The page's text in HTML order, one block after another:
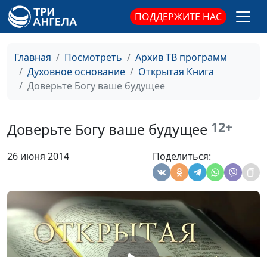
ПОДДЕРЖИТЕ НАС
Главная Посмотреть
Архив ТВ программ
Духовное основание
Открытая Книга
Доверьте Богу ваше будущее
Доверьте Богу ваше будущее 12+
26 июня 2014 Поделиться:
священнослужитель
Четыре больших обмана
Виталий Синикоп,
Анвар Гиндуллин,
священнослужитель
Ищите лица Моего
Виталий Синикоп,
О чем наши мечты?
Анвар Гиндуллин,
священнослужитель
Люди высокого Духа
Анвар Гиндуллин,
священнослужитель
Иисус Христос -
Виталий Синикоп,